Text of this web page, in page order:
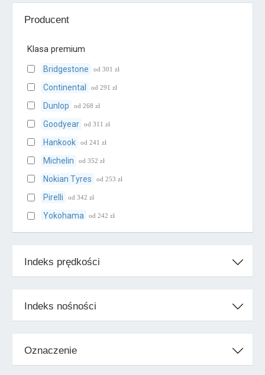
Producent
Klasa premium
Bridgestone od 301 zł
Continental od 291 zł
Dunlop od 268 zł
Goodyear od 311 zł
Hankook od 241 zł
Michelin od 352 zł
Nokian Tyres od 253 zł
Pirelli od 342 zł
Yokohama od 242 zł
Klasa średnia
BFGoodrich od 273 zł
Falken od 218 zł
Firestone od 247 zł
Indeks prędkości
Indeks nośności
Oznaczenie